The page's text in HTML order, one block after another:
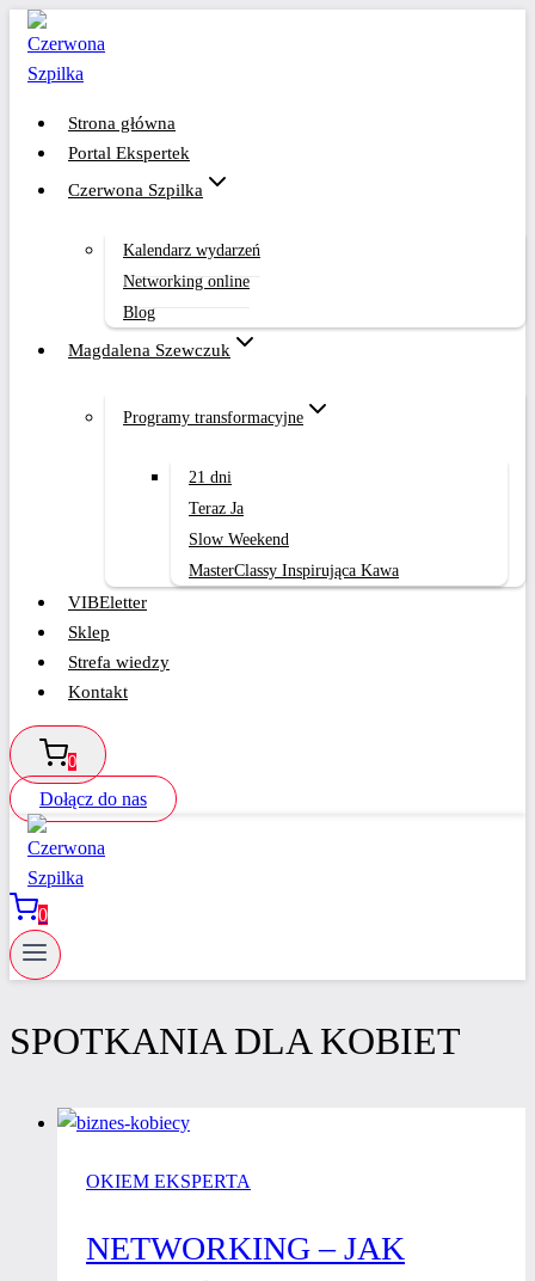
Przejdź
treści
Strona główna
Portal Ekspertek
Czerwona Szpilka
Kalendarz wydarzeń
Networking online
Blog
Magdalena Szewczuk
Programy transformacyjne
21 dni
Teraz Ja
Slow Weekend
MasterClassy Inspirująca Kawa
VIBEletter
Sklep
Strefa wiedzy
Kontakt
0
Dołącz do nas
0
SPOTKANIA DLA KOBIET
OKIEM EKSPERTA
NETWORKING – JAK